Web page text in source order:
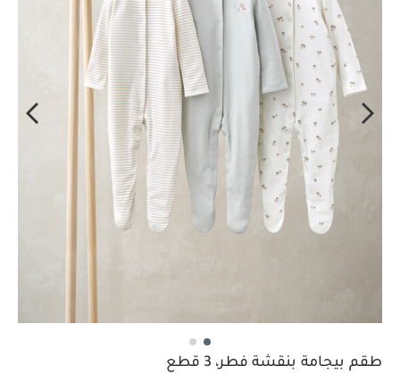
طقم بيجامة بنقشة فطر، 3 قطع